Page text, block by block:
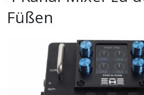
Füßen